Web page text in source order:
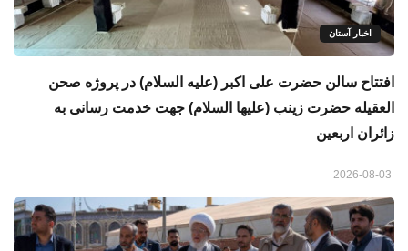
اخبار آستان
افتتاح سالن حضرت علی اکبر (علیه السلام) در پروژه صحن
العقیله حضرت زینب (علیها السلام) جهت خدمت رسانی به
زائران اربعین